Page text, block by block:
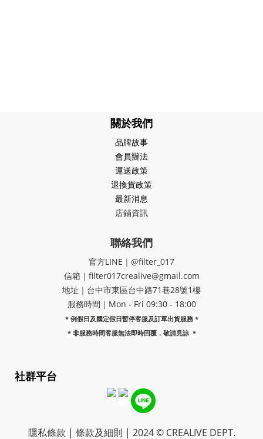
關於我們
品牌故事
會員辦法
運送政策
退換貨政策
最新消息
店鋪資訊
聯絡我們
官方LINE｜@filter_017
信箱｜filter017crealive@gmail.com
地址｜​台中市東區台中路71巷28號1樓
服務時間｜Mon - Fri 09:30 - 18:00
* 例假日及國定假日暫停客服及訂單出貨服務 *
* 非服務時間客服無法即時回覆，敬請見諒 *
社群平台
隱私條款 | 條款及細則 | 2024 © CREALIVE DEPT.